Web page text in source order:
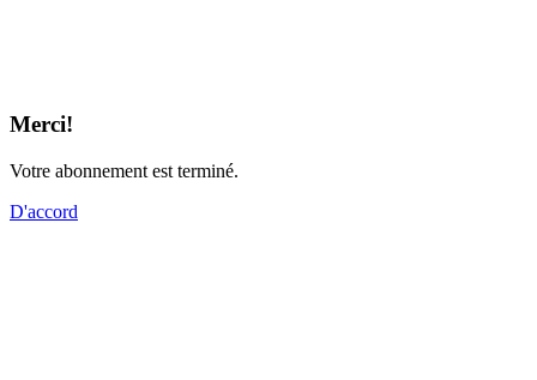
Merci!
Votre abonnement est terminé.
D'accord